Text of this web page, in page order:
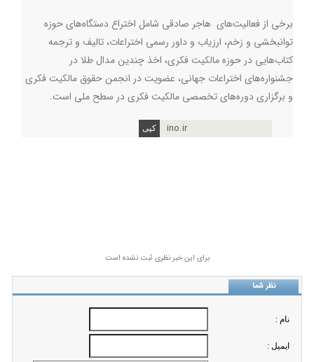
برخی از فعالیت‌های هاجر صادقی شامل اختراع دستگاه‌های حوزه
توانبخشی و زخم، ارزیاب و داور رسمی اختراعات، تالیف و ترجمه
کتاب‌هایی در حوزه مالکیت فکری، اخذ چندین مدال طلا در
جشنواره‌‌های اختراعات جهانی، عضویت در انجمن حقوق مالکیت فکری
و برگزاری دوره‌های تخصصی مالکیت فکری در سطح ملی است.
ino.ir
برای این خبر نظری ثبت نشده است
نظر شما
نام :
ايميل :